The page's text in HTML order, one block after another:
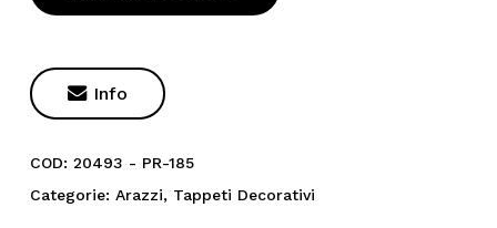
Info
COD: 20493 - PR-185
Categorie: Arazzi, Tappeti Decorativi